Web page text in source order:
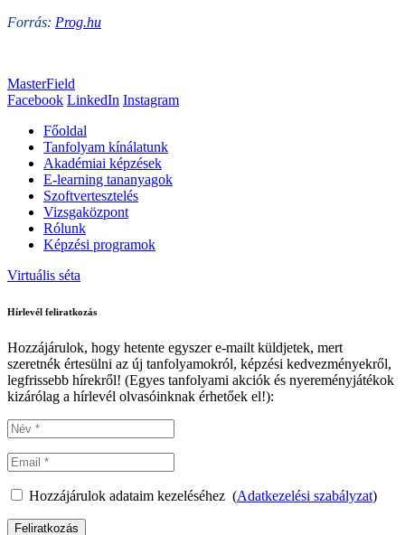
Forrás: Prog.hu
MasterField
Facebook LinkedIn Instagram
Főoldal
Tanfolyam kínálatunk
Akadémiai képzések
E-learning tananyagok
Szoftvertesztelés
Vizsgaközpont
Rólunk
Képzési programok
Virtuális séta
Hírlevél feliratkozás
Hozzájárulok, hogy hetente egyszer e-mailt küldjetek, mert
szeretnék értesülni az új tanfolyamokról, képzési kedvezményekről,
legfrissebb hírekről! (Egyes tanfolyami akciók és nyereményjátékok
kizárólag a hírlevél olvasóinknak érhetőek el!):
Hozzájárulok adataim kezeléséhez (Adatkezelési szabályzat)
Feliratkozás